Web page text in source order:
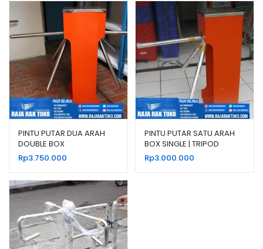
PINTU PUTAR DUA ARAH
DOUBLE BOX
(Supermarket Turnstiles
Box Double)
Rp3.750.000
PINTU PUTAR SATU ARAH
BOX SINGLE | TRIPOD
TURNSTILE GATE BOX
Rp3.000.000